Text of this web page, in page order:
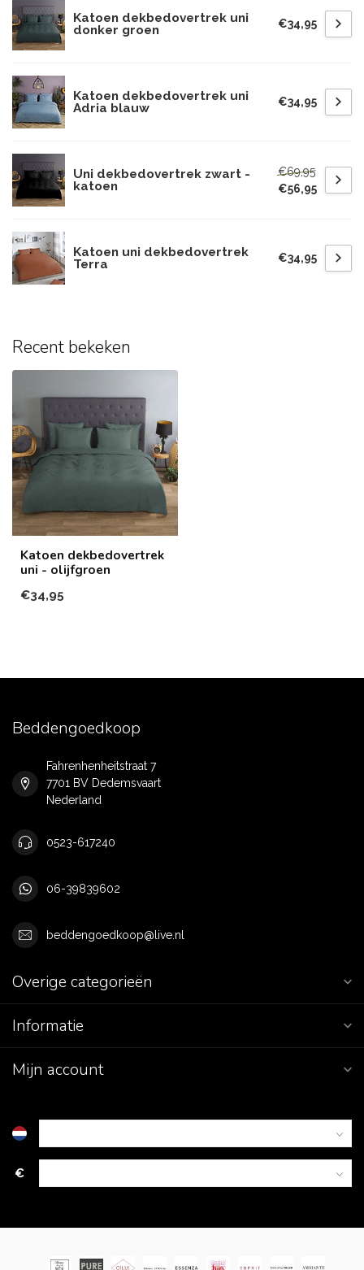
Katoen dekbedovertrek uni
donker groen
€34,95
Katoen dekbedovertrek uni
Adria blauw
€34,95
Uni dekbedovertrek zwart -
katoen
€69,95
€56,95
Katoen uni dekbedovertrek
Terra
€34,95
Recent bekeken
Katoen dekbedovertrek
uni - olijfgroen
€34,95
Beddengoedkoop
Fahrenhenheitstraat 7
7701 BV Dedemsvaart
Nederland
0523-617240
06-39839602
beddengoedkoop@live.nl
Overige categorieën
Informatie
Mijn account
€